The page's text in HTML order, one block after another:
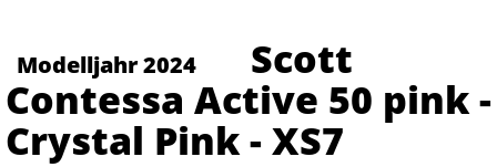
Modelljahr 2024
Scott
Contessa Active 50 pink -
Crystal Pink - XS7